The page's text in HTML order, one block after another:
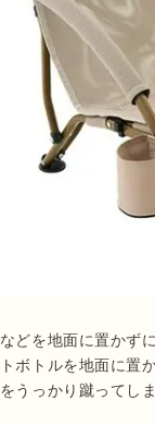
どを地面に置かず
ボトルを地面に置